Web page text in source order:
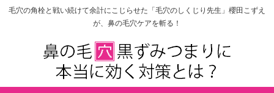
毛穴の角栓と戦い続けて余計にこじらせた「毛穴のしくじり先生」櫻田こずえ
が、鼻の毛穴ケアを斬る！